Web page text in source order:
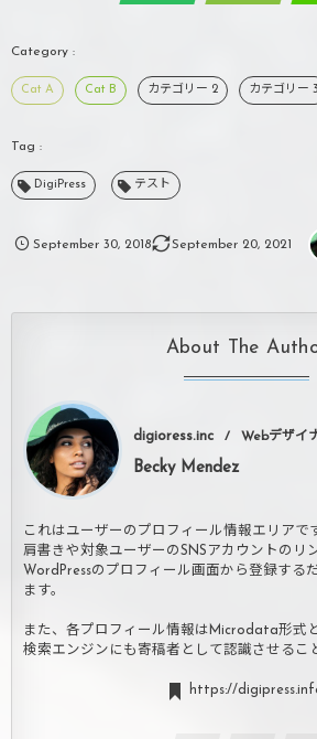
Cat A Cat B カテゴリー 2 カテゴリー 3
DigiPress テスト
September 30, 2018 September 20, 2021
About The
digioress.inc Webデザイ
Becky Mendez
これはユーザーのプロフィール情報エリアで
肩書きや対象ユーザーのSNSアカウントのリ
WordPressのプロフィール画面から登録する
ます。
また、各プロフィール情報はMicrodata形式
検索エンジンにも寄稿者として認識させるこ
https://